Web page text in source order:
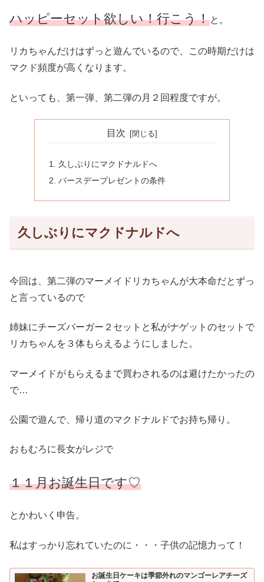
ハッピーセット欲しい！行こう！と。
リカちゃんだけはずっと遊んでいるので、この時期だけは
マクド頻度が高くなります。
といっても、第一弾、第二弾の月２回程度ですが。
目次
久しぶりにマクドナルドへ
バースデープレゼントの条件
久しぶりにマクドナルドへ
今回は、第二弾のマーメイドリカちゃんが大本命だとずっ
と言っているので
姉妹にチーズバーガー２セットと私がナゲットのセットで
リカちゃんを３体もらえるようにしました。
マーメイドがもらえるまで買わされるのは避けたかったの
で…
公園で遊んで、帰り道のマクドナルドでお持ち帰り。
おもむろに長女がレジで
１１月お誕生日です♡
とかわいく申告。
私はすっかり忘れていたのに・・・子供の記憶力って！
お誕生日ケーキは季節外れのマンゴーレアチーズ